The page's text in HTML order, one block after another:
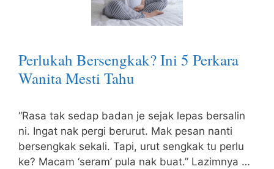
Perlukah Bersengkak? Ini 5 Perkara
Wanita Mesti Tahu
“Rasa tak sedap badan je sejak lepas bersalin
ni. Ingat nak pergi berurut. Mak pesan nanti
bersengkak sekali. Tapi, urut sengkak tu perlu
ke? Macam ‘seram’ pula nak buat.” Lazimnya …